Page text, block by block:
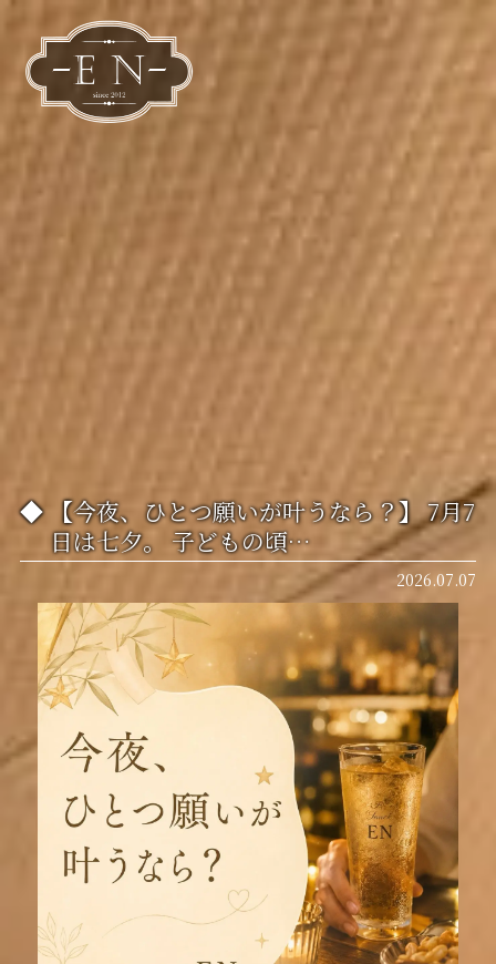
【今夜、ひとつ願いが叶うなら？】 7月7
日は七夕。 子どもの頃…
2026.07.07